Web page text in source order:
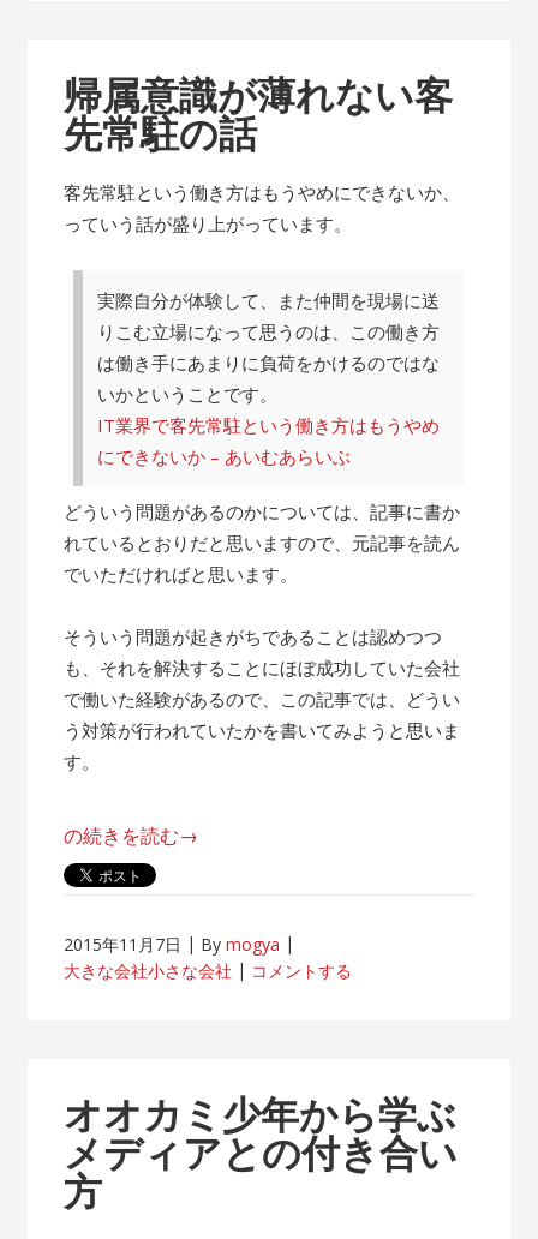
帰属意識が薄れない客
先常駐の話
客先常駐という働き方はもうやめにできないか、
っていう話が盛り上がっています。
実際自分が体験して、また仲間を現場に送
りこむ立場になって思うのは、この働き方
は働き手にあまりに負荷をかけるのではな
いかということです。
IT業界で客先常駐という働き方はもうやめ
にできないか – あいむあらいぶ
どういう問題があるのかについては、記事に書か
れているとおりだと思いますので、元記事を読ん
でいただければと思います。
そういう問題が起きがちであることは認めつつ
も、それを解決することにほぼ成功していた会社
で働いた経験があるので、この記事では、どうい
う対策が行われていたかを書いてみようと思いま
す。
“帰
属
が
客
先
常
駐
の続きを読む→
2015年11月7日 Bymogya
大きな会社小さな会社
コメントする
オオカミ少年から学ぶ
メディアとの付き合い
方